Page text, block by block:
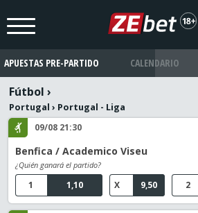
APUESTAS PRE-PARTIDO CALENDARIO
Fútbol ›
Portugal › Portugal - Liga
09/08 21:30
Benfica / Academico Viseu
¿Quién ganará el partido?
1,10
1 9,50
X 2